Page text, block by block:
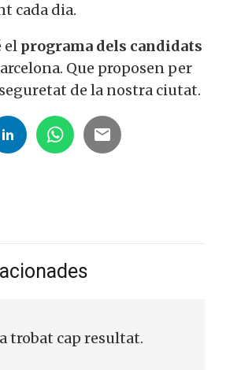
cada dia.
el programa dels candidats
Que proposen per
de la nostra ciutat.
trobat cap resultat.